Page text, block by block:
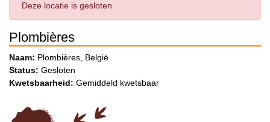
Deze locatie is gesloten
Plombières
Naam: Plombières, België
Status: Gesloten
Kwetsbaarheid: Gemiddeld kwetsbaar